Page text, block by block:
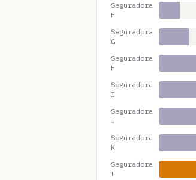
Seguradora
F
Seguradora
G
Seguradora
H
Seguradora
I
Seguradora
J
Seguradora
K
Seguradora
L